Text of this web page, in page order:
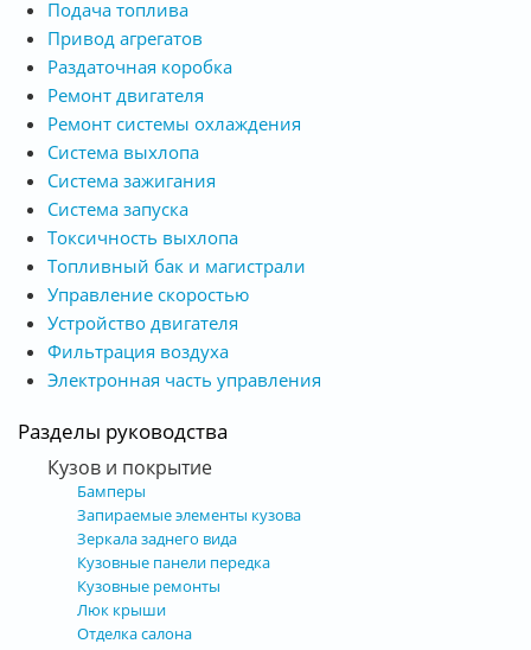
Подача топлива
Привод агрегатов
Раздаточная коробка
Ремонт двигателя
Ремонт системы охлаждения
Система выхлопа
Система зажигания
Система запуска
Токсичность выхлопа
Топливный бак и магистрали
Управление скоростью
Устройство двигателя
Фильтрация воздуха
Электронная часть управления
Разделы руководства
Кузов и покрытие
Бамперы
Запираемые элементы кузова
Зеркала заднего вида
Кузовные панели передка
Кузовные ремонты
Люк крыши
Отделка салона